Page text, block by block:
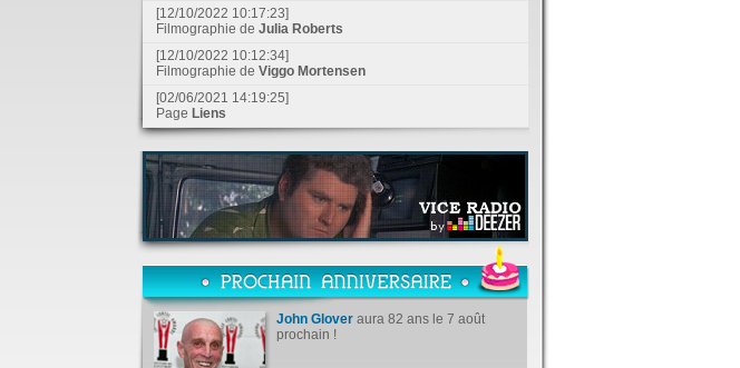
[12/10/2022 10:17:23]
Filmographie de Julia Roberts
[12/10/2022 10:12:34]
Filmographie de Viggo Mortensen
[02/06/2021 14:19:25]
Page Liens
John Glover aura 82 ans le 7 août
prochain !